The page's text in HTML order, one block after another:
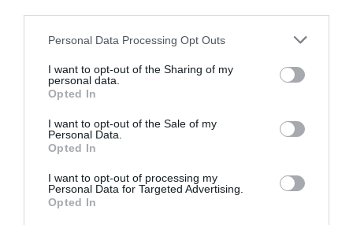
Personal Data Processing Opt Outs
I want to opt-out of the Sharing of my
personal data.
Opted In
I want to opt-out of the Sale of my
Personal Data.
Opted In
I want to opt-out of processing my
Personal Data for Targeted Advertising.
Opted In